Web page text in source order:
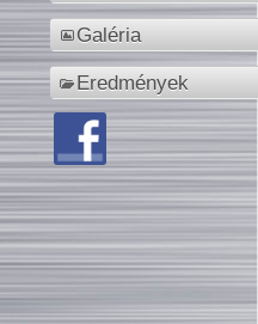
Galéria
Eredmények